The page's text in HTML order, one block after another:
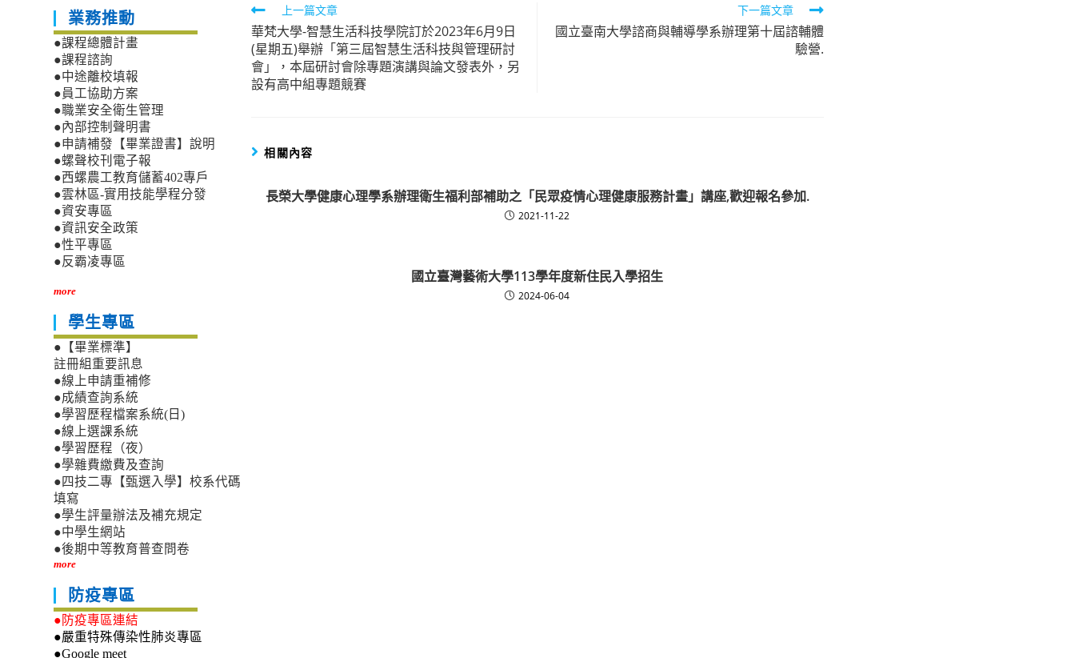
Read
more
articles
上一篇文章
華梵大學-智慧生活科技學院訂於2023年6月9日
(星期五)舉辦「第三屆智慧生活科技與管理研討
會」，本屆研討會除專題演講與論文發表外，另
設有高中組專題競賽
下一篇文章
國立臺南大學諮商與輔導學系辦理第十屆諮輔體
驗營.
相關內容
長榮大學健康心理學系辦理衛生福利部補助之「民眾疫情心理健康服務計畫」講座,歡迎報名參加.
2021-11-22
國立臺灣藝術大學113學年度新住民入學招生
2024-06-04
業務推動
●課程總體計畫
●課程諮詢
●中途離校填報
●員工協助方案
●職業安全衛生管理
●內部控制聲明書
●申請補發【畢業證書】說明
●螺聲校刊電子報
●西螺農工教育儲蓄402專戶
●雲林區-實用技能學程分發
●資安專區
●資訊安全政策
●性平專區
●反霸凌專區
more
學生專區
●【畢業標準】
註冊組重要訊息
●線上申請重補修
●成績查詢系統
●學習歷程檔案系統(日)
●線上選課系統
●學習歷程（夜）
●學雜費繳費及查詢
●四技二專【甄選入學】校系代碼
填寫
●學生評量辦法及補充規定
●中學生網站
●後期中等教育普查問卷
more
防疫專區
●防疫專區連結
●嚴重特殊傳染性肺炎專區
●Google meet